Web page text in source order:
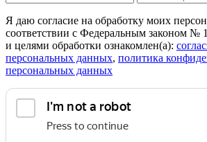
Я даю согласие на обработку моих
соответствии с Федеральным законом №
и целями обработки ознакомлен(а):
персональных данных, политика
персональных данных